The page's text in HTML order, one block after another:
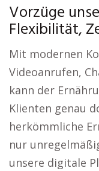
Vorzüge
Flexibilität,
Mit modernen
Videoanrufen,
kann der
Klienten genau
herkömmliche
nur
unsere digitale